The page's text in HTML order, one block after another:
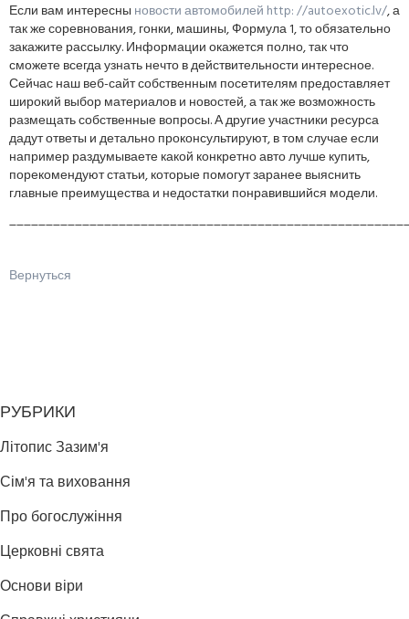
Если вам интересны новости автомобилей http: //autoexotic.lv/, а
так же соревнования, гонки, машины, Формула 1, то обязательно
закажите рассылку. Информации окажется полно, так что
сможете всегда узнать нечто в действительности интересное.
Сейчас наш веб-сайт собственным посетителям предоставляет
широкий выбор материалов и новостей, а так же возможность
размещать собственные вопросы. А другие участники ресурса
дадут ответы и детально проконсультируют, в том случае если
например раздумываете какой конкретно авто лучше купить,
порекомендуют статьи, которые помогут заранее выяснить
главные преимущества и недостатки понравившийся модели.
Вернуться
РУБРИКИ
Літопис Зазим'я
Сім'я та виховання
Про богослужіння
Церковні свята
Основи віри